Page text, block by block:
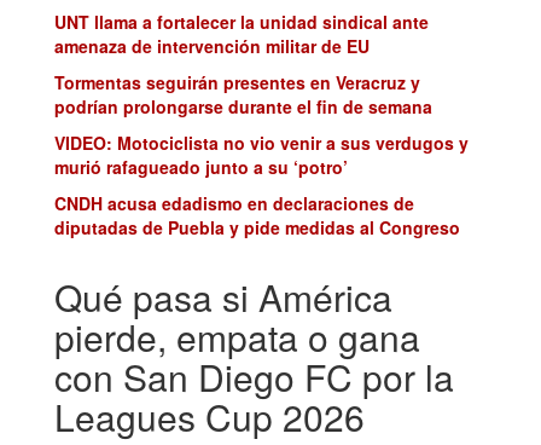
UNT llama a fortalecer la unidad sindical ante
amenaza de intervención militar de EU
Tormentas seguirán presentes en Veracruz y
podrían prolongarse durante el fin de semana
VIDEO: Motociclista no vio venir a sus verdugos y
murió rafagueado junto a su ‘potro’
CNDH acusa edadismo en declaraciones de
diputadas de Puebla y pide medidas al Congreso
Qué pasa si América
pierde, empata o gana
con San Diego FC por la
Leagues Cup 2026